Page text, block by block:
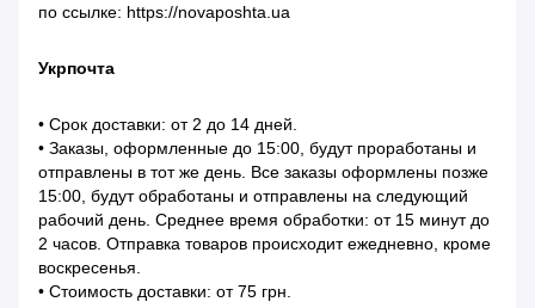
по ссылке: https://novaposhta.ua
Укрпочта
• Срок доставки: от 2 до 14 дней.
• Заказы, оформленные до 15:00, будут проработаны и
отправлены в тот же день. Все заказы оформлены позже
15:00, будут обработаны и отправлены на следующий
рабочий день. Среднее время обработки: от 15 минут до
2 часов. Отправка товаров происходит ежедневно, кроме
воскресенья.
• Стоимость доставки: от 75 грн.